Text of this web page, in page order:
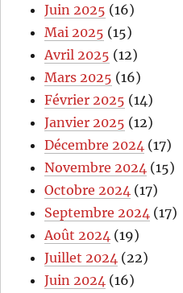
Juin 2025 (16)
Mai 2025 (15)
Avril 2025 (12)
Mars 2025 (16)
Février 2025 (14)
Janvier 2025 (12)
Décembre 2024 (17)
Novembre 2024 (15)
Octobre 2024 (17)
Septembre 2024 (17)
Août 2024 (19)
Juillet 2024 (22)
Juin 2024 (16)